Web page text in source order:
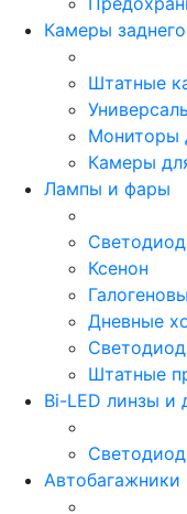
Камеры
Штатные
Мониторы
Камеры
Лампы и фары
Ксенон
Дневные
Штатные
Bi-LED линзы и
Автобагажники